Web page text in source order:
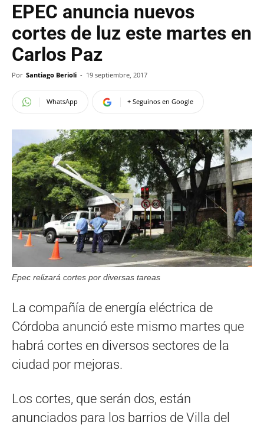
EPEC anuncia nuevos
cortes de luz este martes en
Carlos Paz
Por Santiago Berioli - 19 septiembre, 2017
WhatsApp + Seguinos en Google
Epec relizará cortes por diversas tareas
La compañía de energía eléctrica de
Córdoba anunció este mismo martes que
habrá cortes en diversos sectores de la
ciudad por mejoras.
Los cortes, que serán dos, están
anunciados para los barrios de Villa del